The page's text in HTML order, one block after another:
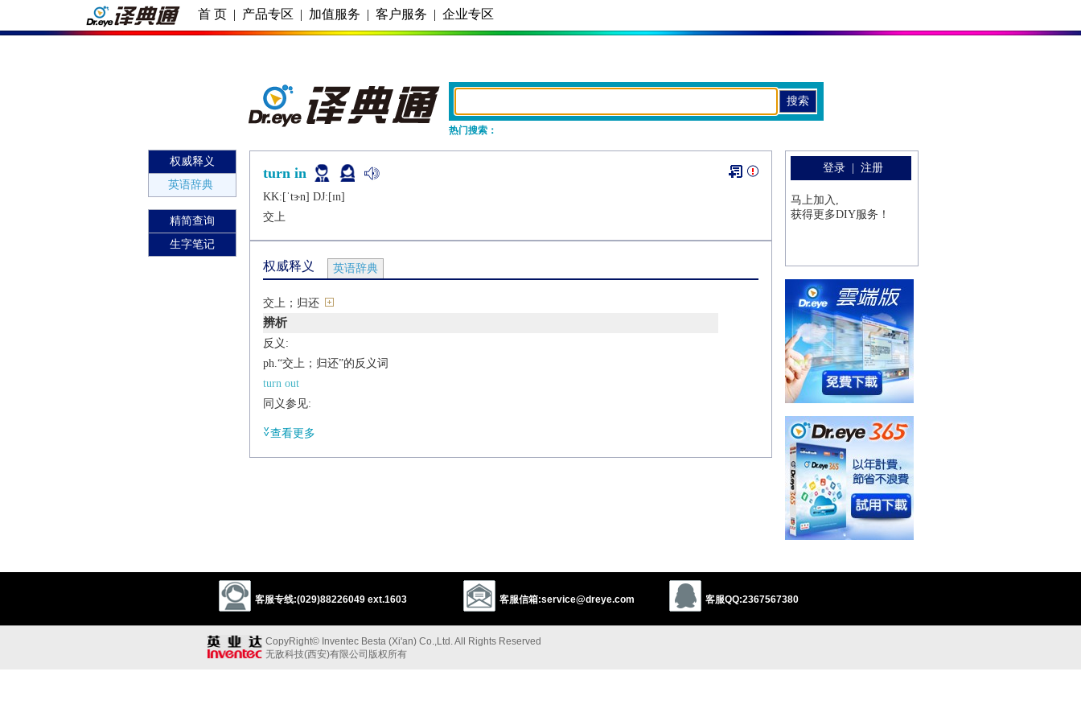
首 页 | 产品专区 | 加值服务 | 客户服务 | 企业专区
热门搜索：
权威释义
英语辞典
精简查询
生字笔记
turn in
KK:[ˈtɝn] DJ:[ɪn]
交上
权威释义 英语辞典
交上；归还
辨析
反义:
ph.“交上；归还”的反义词
turn out
同义参见:
查看更多
客服专线:(029)88226049 ext.1603 客服信箱:service@dreye.com 客服QQ:2367567380
CopyRight© Inventec Besta (Xi'an) Co.,Ltd. All Rights Reserved
无敌科技(西安)有限公司版权所有